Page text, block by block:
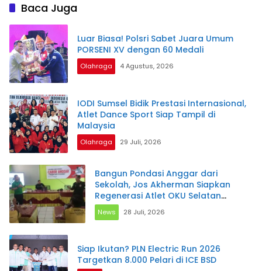
Baca Juga
Luar Biasa! Polsri Sabet Juara Umum
PORSENI XV dengan 60 Medali
Olahraga 4 Agustus, 2026
IODI Sumsel Bidik Prestasi Internasional,
Atlet Dance Sport Siap Tampil di
Malaysia
Olahraga 29 Juli, 2026
Bangun Pondasi Anggar dari
Sekolah, Jos Akherman Siapkan
Regenerasi Atlet OKU Selatan
Menuju Porprov 2027
News 28 Juli, 2026
Siap Ikutan? PLN Electric Run 2026
Targetkan 8.000 Pelari di ICE BSD